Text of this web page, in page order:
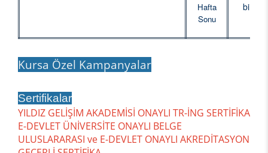
Hafta
Sonu
bire
Kursa Özel Kampanyalar
Sertifikalar
YILDIZ GELİŞİM AKADEMİSİ ONAYLI TR-İNG SERTİFİKA
E-DEVLET ÜNİVERSİTE ONAYLI BELGE
ULUSLARARASI ve E-DEVLET ONAYLI AKREDİTASYON